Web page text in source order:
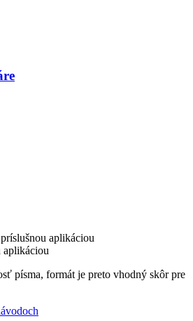
aplikáciou
aplikáciou
písma, formát je preto vhodný skôr pre